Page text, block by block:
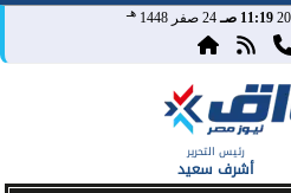
11:19 صـ 24 صفر 1448 هـ
رئيس التحرير
أشرف سعيد